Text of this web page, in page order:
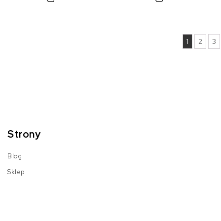
1 2 3
Strony
Blog
Sklep